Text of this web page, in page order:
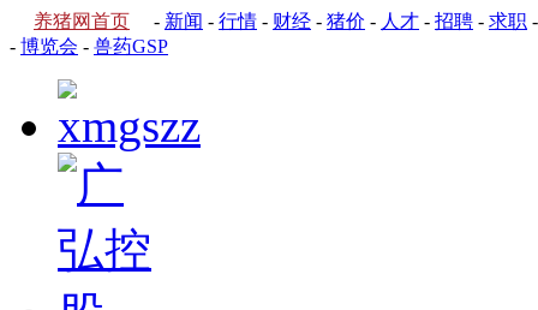
养猪网首页 - 新闻 - 行情 - 财经 - 猪价 - 人才 - 招聘 - 求职
- 博览会 - 兽药GSP